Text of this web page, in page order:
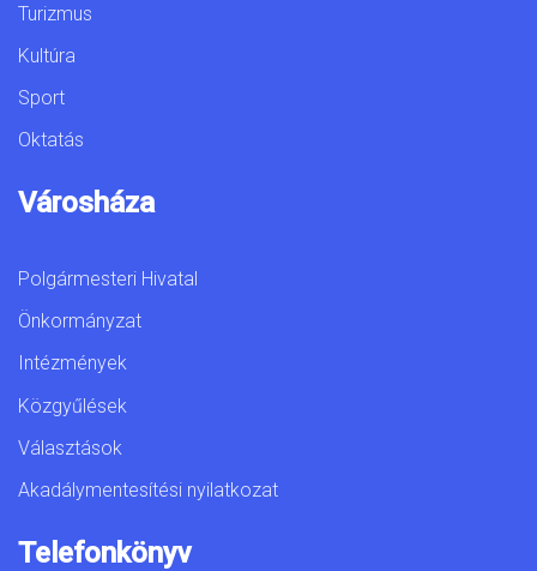
Turizmus
Kultúra
Sport
Oktatás
Városháza
Polgármesteri Hivatal
Önkormányzat
Intézmények
Közgyűlések
Választások
Akadálymentesítési nyilatkozat
Telefonkönyv